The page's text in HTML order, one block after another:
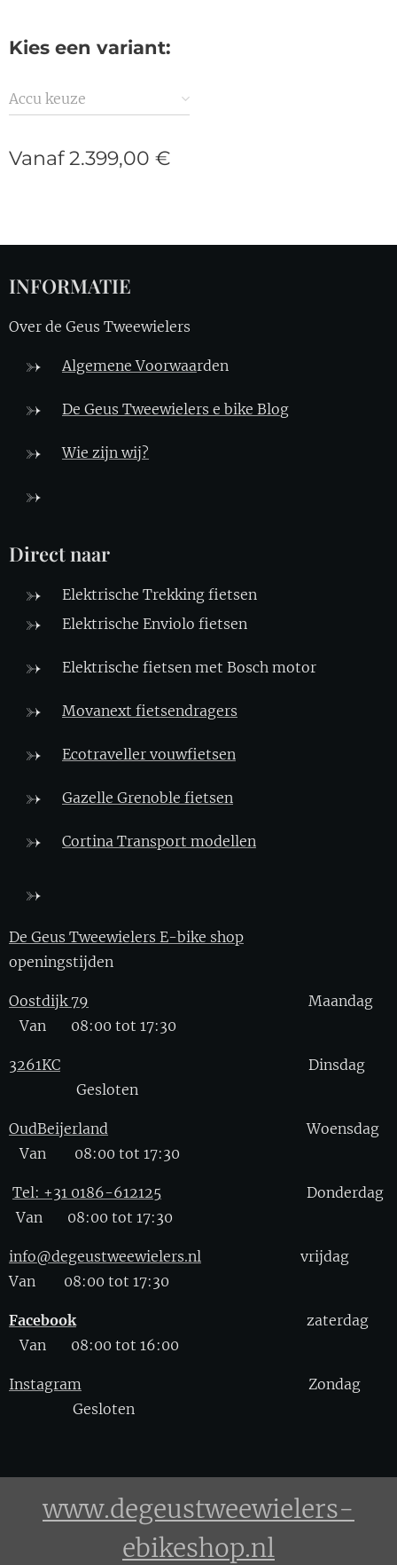
Kies een variant:
Accu keuze
Vanaf2.399,00 €
INFORMATIE
Over de Geus Tweewielers
Algemene Voorwaarden
De Geus Tweewielers e bike Blog
Wie zijn wij?
Direct naar
Elektrische Trekking fietsen
Elektrische Enviolo fietsen
Elektrische fietsen met Bosch motor
Movanext fietsendragers
Ecotraveller vouwfietsen
Gazelle Grenoble fietsen
Cortina Transport modellen
De Geus Tweewielers E-bike shop
openingstijden
Oostdijk 79 Maandag
Van 08:00 tot 17:30
3261KC Dinsdag
Gesloten
OudBeijerland Woensdag
Van 08:00 tot 17:30
Tel: +31 0186-612125 Donderdag
Van 08:00 tot 17:30
info@degeustweewielers.nl vrijdag
Van 08:00 tot 17:30
Facebookzaterdag
Van 08:00 tot 16:00
Instagram Zondag
Gesloten
www.degeustweewielers-
ebikeshop.nl